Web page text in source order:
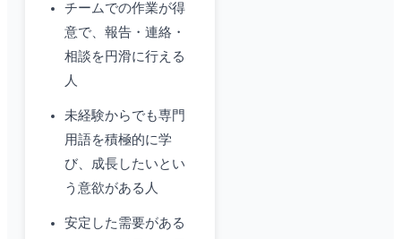
チームでの作業が得
意で、報告・連絡・
相談を円滑に行える
人
未経験からでも専門
用語を積極的に学
び、成長したいとい
う意欲がある人
安定した需要がある